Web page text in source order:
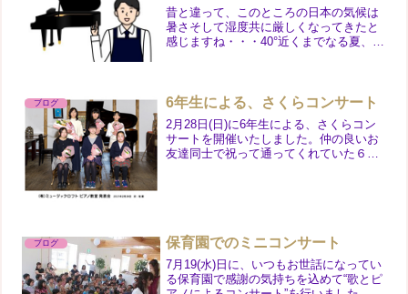
昔と違って、このところの日本の気候は
暑さそして湿度共に厳しくなってきたと
感じますね・・・40°近くまでなる夏、ひ
ピアノを守りたいもの...
ブログ 6年生による、さくらコンサート
2月28日(日)に6年生による、さくらコン
サートを開催いたしました。仲の良いお
友達同士で祝って通ってくれていた６年
ブログ 保育園でのミニコンサート
7月19(水)日に、いつもお世話になってい
る保育園で感謝の気持ちを込めて“歌とピ